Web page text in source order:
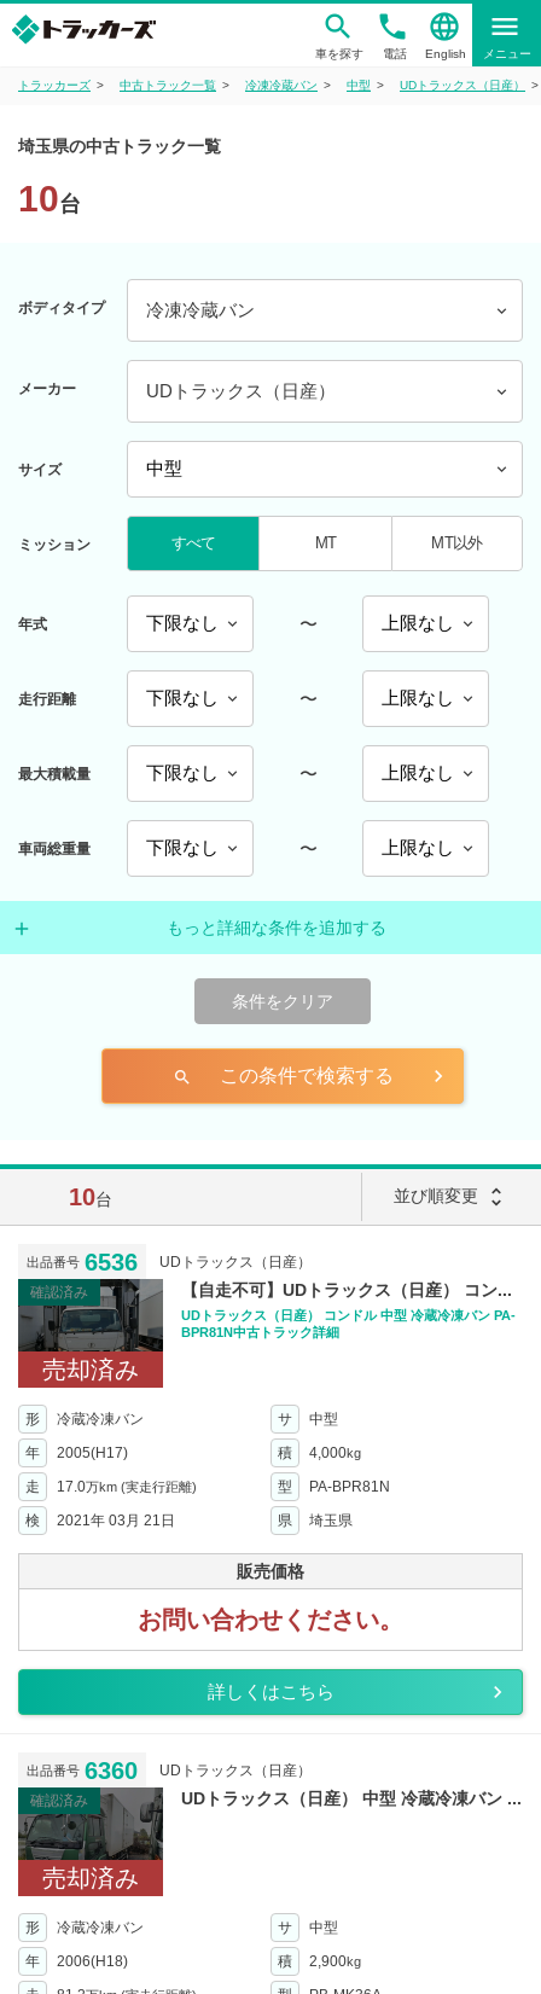
車を探す
phone
電話
language
English
menu
メニュー
トラッカーズ 中古トラック一覧 冷凍冷蔵バン 中型 UDトラックス（日産）
埼玉県の中古トラック一覧
10台
ボディタイプ 冷凍冷蔵バン
メーカー UDトラックス（日産）
サイズ
ミッション すべて MT MT以外
年式 〜
走行距離 〜
最大積載量 〜
車両総重量 〜
もっと詳細な条件を追加する
条件をクリア
search この条件で検索する
10台 並び順変更 unfold_more
出品番号 6536
UDトラックス（日産）
確認済み
売却済み
【自走不可】UDトラックス（日産） コン...
UDトラックス（日産） コンドル 中型 冷蔵冷凍バン PA-
BPR81N中古トラック詳細
形 冷蔵冷凍バン サ
中型
年
2005(H17) 積 4,000kg
走 17.0万km (実走行距離) 型
PA-BPR81N
検
2021年 03月 21日 県 埼玉県
販売価格
お問い合わせください。
詳しくはこちら
出品番号 6360
UDトラックス（日産）
確認済み
売却済み
UDトラックス（日産） 中型 冷蔵冷凍バン ...
形 冷蔵冷凍バン サ
中型
年
2006(H18) 積 2,900kg